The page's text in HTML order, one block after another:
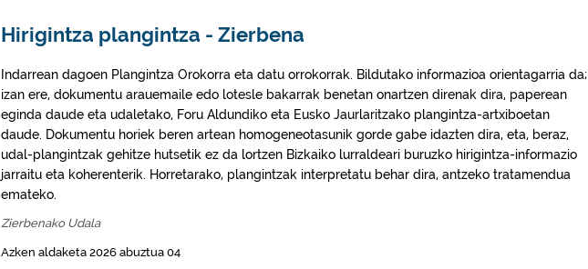
Hirigintza plangintza - Zierbena
Indarrean dagoen Plangintza Orokorra eta datu orrokorrak. Bildutako informazioa orientagarria da;
izan ere, dokumentu arauemaile edo lotesle bakarrak benetan onartzen direnak dira, paperean
eginda daude eta udaletako, Foru Aldundiko eta Eusko Jaurlaritzako plangintza-artxiboetan
daude. Dokumentu horiek beren artean homogeneotasunik gorde gabe idazten dira, eta, beraz,
udal-plangintzak gehitze hutsetik ez da lortzen Bizkaiko lurraldeari buruzko hirigintza-informazio
jarraitu eta koherenterik. Horretarako, plangintzak interpretatu behar dira, antzeko tratamendua
emateko.
Zierbenako Udala
Azken aldaketa 2026 abuztua 04